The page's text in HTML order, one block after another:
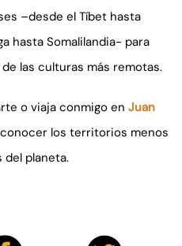
–desde el Tíbet hasta
hasta Somalilandia- para
las culturas más remotas.
o viaja conmigo en Juan
los territorios menos
del planeta.